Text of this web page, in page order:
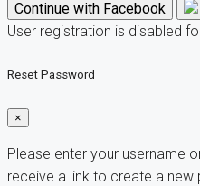
Continue with Facebook
User registration is disabled
Reset Password
×
Please enter your username
receive a link to create a new